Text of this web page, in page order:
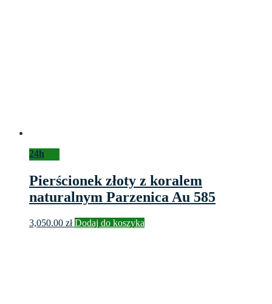
24h
Pierścionek złoty z koralem
naturalnym Parzenica Au 585
3,050.00 zł Dodaj do koszyka